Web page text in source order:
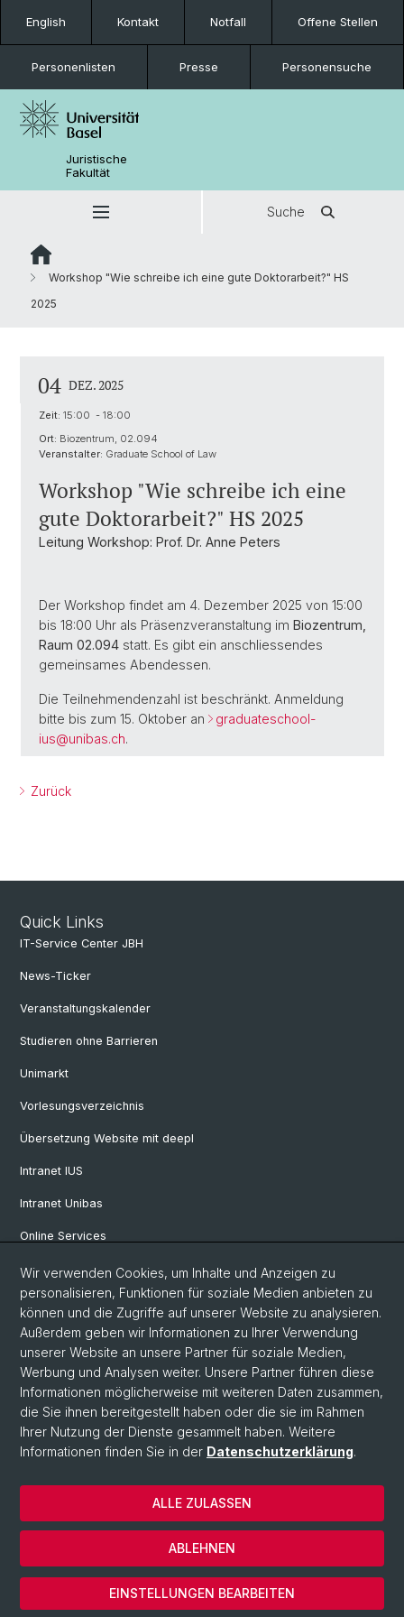
English Kontakt Notfall Offene Stellen
Personenlisten Presse Personensuche
Juristische
Fakultät
Suche
Workshop "Wie schreibe ich eine gute Doktorarbeit?" HS
2025
04 DEZ. 2025
Zeit: 15:00 - 18:00
Ort: Biozentrum, 02.094
Veranstalter: Graduate School of Law
Workshop "Wie schreibe ich eine
gute Doktorarbeit?" HS 2025
Leitung Workshop: Prof. Dr. Anne Peters
Der Workshop findet am 4. Dezember 2025 von 15:00
bis 18:00 Uhr als Präsenzveranstaltung im Biozentrum,
Raum 02.094 statt. Es gibt ein anschliessendes
gemeinsames Abendessen.
Die Teilnehmendenzahl ist beschränkt. Anmeldung
bitte bis zum 15. Oktober an
graduateschool-
ius@unibas.ch.
Zurück
Quick Links
IT-Service Center JBH
News-Ticker
Veranstaltungskalender
Studieren ohne Barrieren
Unimarkt
Vorlesungsverzeichnis
Übersetzung Website mit deepl
Intranet IUS
Intranet Unibas
Online Services
Social Media
Instagram
LinkedIn
TikTok
Wir verwenden Cookies, um Inhalte und Anzeigen zu
personalisieren, Funktionen für soziale Medien anbieten zu
können und die Zugriffe auf unserer Website zu analysieren.
Außerdem geben wir Informationen zu Ihrer Verwendung
unserer Website an unsere Partner für soziale Medien,
Werbung und Analysen weiter. Unsere Partner führen diese
Informationen möglicherweise mit weiteren Daten zusammen,
die Sie ihnen bereitgestellt haben oder die sie im Rahmen
Ihrer Nutzung der Dienste gesammelt haben. Weitere
Informationen finden Sie in der Datenschutzerklärung.
EINSTELLUNGEN BEARBEITEN
ABLEHNEN
ALLE ZULASSEN